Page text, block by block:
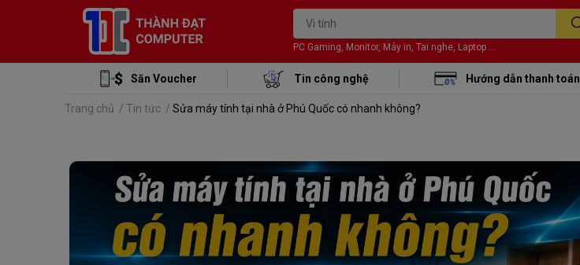
PC Gaming, Monitor, Máy in, Tai nghe, Laptop ...
Săn Voucher Tin công nghệ Hướng dẫn thanh toán
Trang chủ / Tin tức / Sửa máy tính tại nhà ở Phú Quốc có nhanh không?